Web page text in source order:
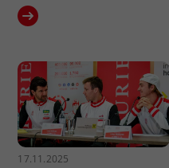
17.11.2025